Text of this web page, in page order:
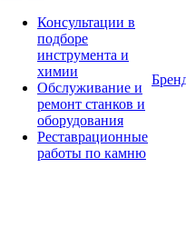
Консультации в
подборе
инструмента и
химии
Обслуживание и
ремонт станков и
оборудования
Реставрационные
работы по камню